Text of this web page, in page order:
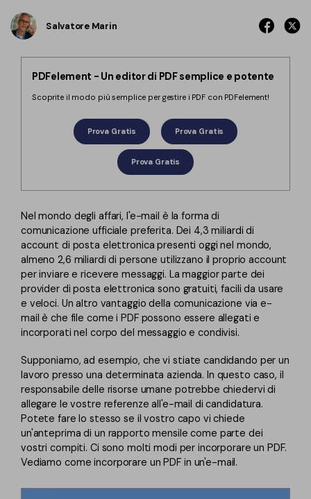
Online Gratis
PDF in Word
Unire PDF
Word in PDF
Altri Strumenti Online
Modifica PDF
Compimi PDF
Organizza PDF
Modulo PDF
Batch PDF
Firma digitale certificata
Smart Redact PDF
PDF OCR
Extrai dati PDF
Password PDF
Condividi PDF
AI per PDF
Chat con PDF
Riassunto PDF AI
Esegui OCR su PDF
Firma su PDF
PDF editor per Mac
Comprimere PDF
Soluzioni PDF per
Educazione
Servizio IT
Legale
Sanità
Finanza
Governo
Pubblicazione
Freelancer
Recensioni e premi
Storie di clienti
Salvatore Marin
PDFelement - Un editor di PDF semplice e potente
Scoprite il modo più semplice per gestire i PDF con PDFelement!
Prova Gratis Prova Gratis
Prova Gratis
Nel mondo degli affari, l'e-mail è la forma di
comunicazione ufficiale preferita. Dei 4,3 miliardi di
account di posta elettronica presenti oggi nel mondo,
almeno 2,6 miliardi di persone utilizzano il proprio account
per inviare e ricevere messaggi. La maggior parte dei
provider di posta elettronica sono gratuiti, facili da usare
e veloci. Un altro vantaggio della comunicazione via e-
mail è che file come i PDF possono essere allegati e
incorporati nel corpo del messaggio e condivisi.
Supponiamo, ad esempio, che vi stiate candidando per un
lavoro presso una determinata azienda. In questo caso, il
responsabile delle risorse umane potrebbe chiedervi di
allegare le vostre referenze all'e-mail di candidatura.
Potete fare lo stesso se il vostro capo vi chiede
un'anteprima di un rapporto mensile come parte dei
vostri compiti. Ci sono molti modi per incorporare un PDF.
Vediamo come incorporare un PDF in un'e-mail.